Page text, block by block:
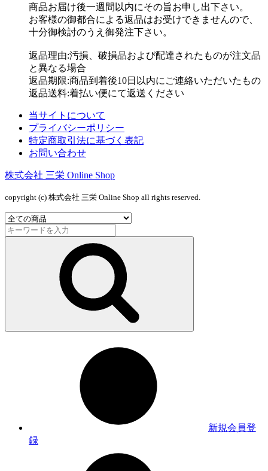
商品お届け後一週間以内にその旨お申し出下さい。
お客様の御都合による返品はお受けできませんので、
十分御検討のうえ御発注下さい。
返品理由:汚損、破損品および配達されたものが注文品
と異なる場合
返品期限:商品到着後10日以内にご連絡いただいたもの
返品送料:着払い便にて返送ください
当サイトについて
プライバシーポリシー
特定商取引法に基づく表記
お問い合わせ
株式会社 三栄 Online Shop
copyright (c) 株式会社 三栄 Online Shop all rights reserved.
新規会員登
録